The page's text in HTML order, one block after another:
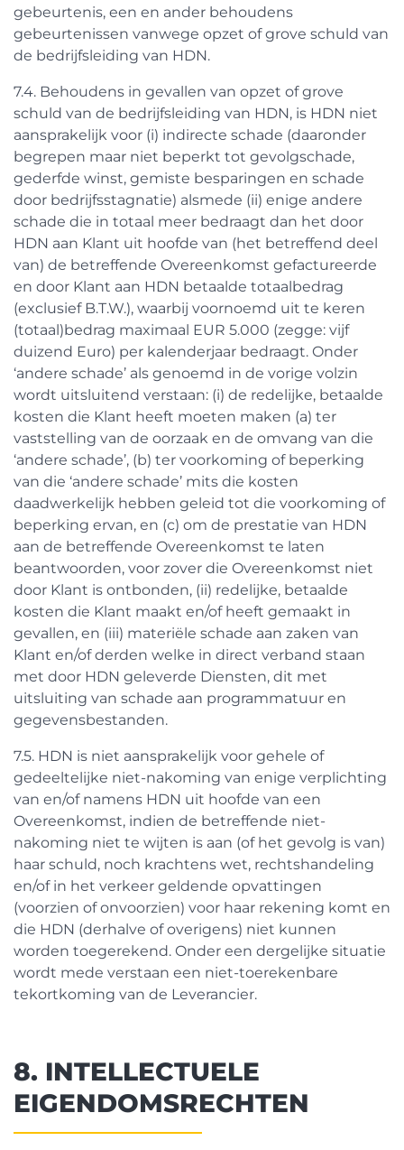
gebeurtenis, een en ander behoudens
gebeurtenissen vanwege opzet of grove schuld van
de bedrijfsleiding van HDN.
7.4. Behoudens in gevallen van opzet of grove
schuld van de bedrijfsleiding van HDN, is HDN niet
aansprakelijk voor (i) indirecte schade (daaronder
begrepen maar niet beperkt tot gevolgschade,
gederfde winst, gemiste besparingen en schade
door bedrijfsstagnatie) alsmede (ii) enige andere
schade die in totaal meer bedraagt dan het door
HDN aan Klant uit hoofde van (het betreffend deel
van) de betreffende Overeenkomst gefactureerde
en door Klant aan HDN betaalde totaalbedrag
(exclusief B.T.W.), waarbij voornoemd uit te keren
(totaal)bedrag maximaal EUR 5.000 (zegge: vijf
duizend Euro) per kalenderjaar bedraagt. Onder
‘andere schade’ als genoemd in de vorige volzin
wordt uitsluitend verstaan: (i) de redelijke, betaalde
kosten die Klant heeft moeten maken (a) ter
vaststelling van de oorzaak en de omvang van die
‘andere schade’, (b) ter voorkoming of beperking
van die ‘andere schade’ mits die kosten
daadwerkelijk hebben geleid tot die voorkoming of
beperking ervan, en (c) om de prestatie van HDN
aan de betreffende Overeenkomst te laten
beantwoorden, voor zover die Overeenkomst niet
door Klant is ontbonden, (ii) redelijke, betaalde
kosten die Klant maakt en/of heeft gemaakt in
gevallen, en (iii) materiële schade aan zaken van
Klant en/of derden welke in direct verband staan
met door HDN geleverde Diensten, dit met
uitsluiting van schade aan programmatuur en
gegevensbestanden.
7.5. HDN is niet aansprakelijk voor gehele of
gedeeltelijke niet-nakoming van enige verplichting
van en/of namens HDN uit hoofde van een
Overeenkomst, indien de betreffende niet-
nakoming niet te wijten is aan (of het gevolg is van)
haar schuld, noch krachtens wet, rechtshandeling
en/of in het verkeer geldende opvattingen
(voorzien of onvoorzien) voor haar rekening komt en
die HDN (derhalve of overigens) niet kunnen
worden toegerekend. Onder een dergelijke situatie
wordt mede verstaan een niet-toerekenbare
tekortkoming van de Leverancier.
8. INTELLECTUELE
EIGENDOMSRECHTEN